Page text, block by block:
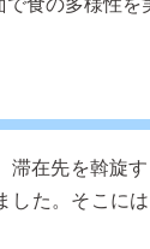
食の多様性を
滞在先を斡旋
した。そこに